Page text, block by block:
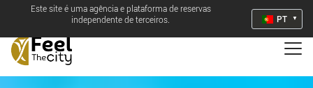
Este site é uma agência e plataforma de reservas
independente de terceiros.
PT